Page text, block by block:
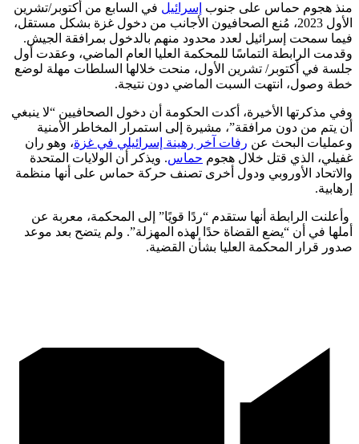
منذ هجوم حماس على جنوب إسرائيل في السابع من أكتوبر/تشرين
الأول 2023، مُنع الصحافيون الأجانب من دخول غزة بشكل مستقل،
فيما سمحت إسرائيل لعدد محدود منهم بالدخول بمرافقة الجيش.
وقدمت الرابطة التماسًا للمحكمة العليا العام الماضي، وعقدت أول
جلسة في أكتوبر/ تشرين الأول، منحت خلالها السلطات مهلة لوضع
خطة وصول، انتهت السبت الماضي دون نتيجة.
وفي مذكرتها الأخيرة، أكدت الحكومة أن دخول الصحافيين “لا ينبغي
أن يتم من دون مرافقة”، مشيرة إلى استمرار المخاطر الأمنية
وعمليات البحث عن رفات آخر رهينة إسرائيلي في غزة، وهو ران
غفيلي، الذي قتل خلال هجوم حماس. ويذكر أن الولايات المتحدة
والاتحاد الأوروبي ودول أخرى تصنف حركة حماس على أنها منظمة
إرهابية.
وأعلنت الرابطة أنها ستقدم “ردًا قويًا” إلى المحكمة، معربة عن
أملها في أن “يضع القضاة حدًا لهذه المهزلة”. ولم يتضح بعد موعد
صدور قرار المحكمة العليا بشأن القضية.